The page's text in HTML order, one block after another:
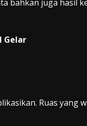
bahkan juga hasil
Gelar
Ruas yang